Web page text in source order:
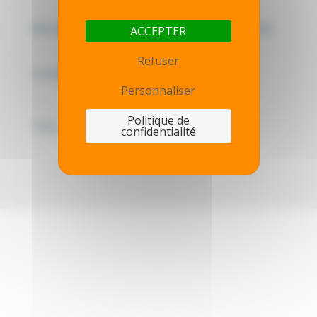
Mentions légales - Politique de confidentialité
ACCEPTER
Refuser
Personnaliser
Politique de
confidentialité